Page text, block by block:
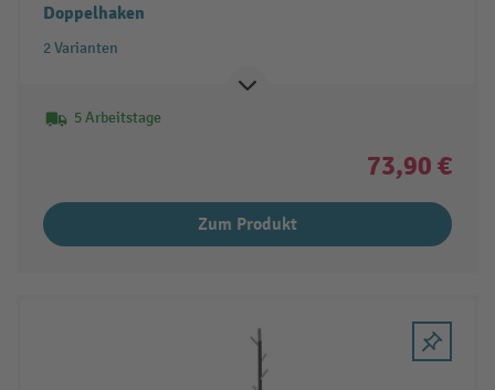
Doppelhaken
2 Varianten
5 Arbeitstage
73,90 €
Zum Produkt